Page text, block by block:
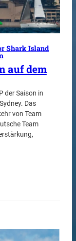
Shark Island
auf dem
der Saison in
Das
von Team
Team